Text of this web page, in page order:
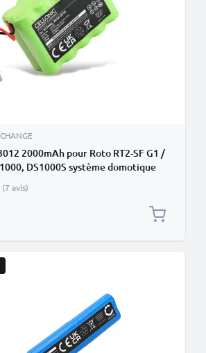
2000mAh pour Roto RT2-SF G1 /
DS1000S système domotique
(7 avis)